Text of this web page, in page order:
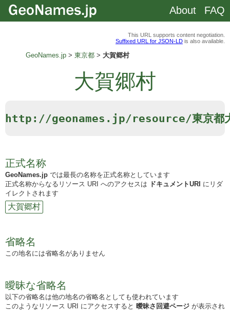
This URL supports content negotiation.
Suffixed URL for JSON-LD is also available.
GeoNames.jp 東京都 大賀郷村
大賀郷村
http://geonames.jp/resource/東京都
正式名称
GeoNames.jp では最長の名称を正式名称としています
正式名称からなるリソース URI へのアクセスは ドキュメントURI にリダ
イレクトされます
大賀郷村
省略名
この地名には省略名がありません
曖昧な省略名
以下の省略名は他の地名の省略名としても使われています
このようなリソース URI にアクセスすると 曖昧さ回避ページ が表示され
About FAQ